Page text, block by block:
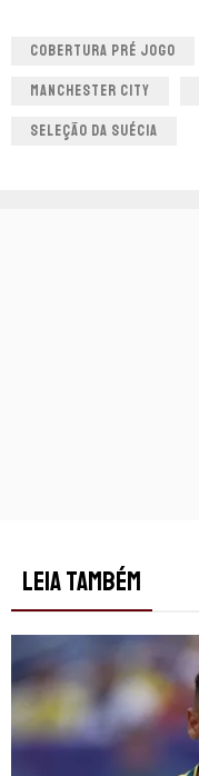
COBERTURA PRÉ JOGO
MANCHESTER CITY
SELEÇÃO DA SUÉCIA
LEIA TAMBÉM